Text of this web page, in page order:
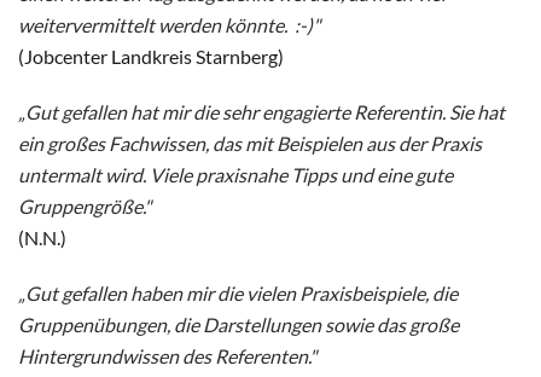
weitervermittelt werden könnte. :-)"
(Jobcenter Landkreis Starnberg)
„Gut gefallen hat mir die sehr engagierte Referentin. Sie hat
ein großes Fachwissen, das mit Beispielen aus der Praxis
untermalt wird. Viele praxisnahe Tipps und eine gute
Gruppengröße."
(N.N.)
„Gut gefallen haben mir die vielen Praxisbeispiele, die
Gruppenübungen, die Darstellungen sowie das große
Hintergrundwissen des Referenten."